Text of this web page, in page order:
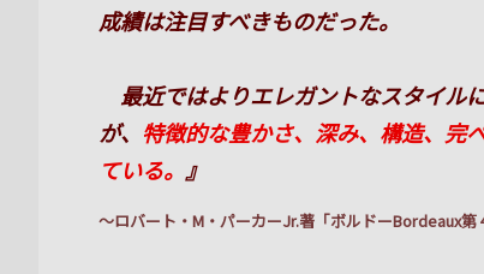
成績は注目すべきものだった。
最近ではよりエレガントなスタイル
が、 特徴的な豊かさ、深み、構造、完
ている。 』
～ロバート・M・パーカーJr.著「ボルドーBordeaux第